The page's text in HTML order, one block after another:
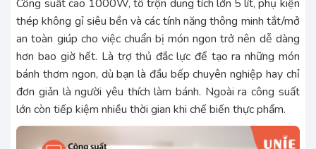
Công suất cao 1000W, tô trộn dung tích lớn 5 lít, phụ kiện
thép không gỉ siêu bền và các tính năng thông minh tắt/mở
an toàn giúp cho việc chuẩn bị món ngon trở nên dễ dàng
hơn bao giờ hết. Là trợ thủ đắc lực để tạo ra những món
bánh thơm ngon, dù bạn là đầu bếp chuyên nghiệp hay chỉ
đơn giản là người yêu thích làm bánh. Ngoài ra công suất
lớn còn tiếp kiệm nhiều thời gian khi chế biến thực phẩm.